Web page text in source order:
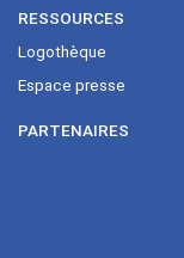
RESSOURCES
Logothèque
Espace presse
PARTENAIRES